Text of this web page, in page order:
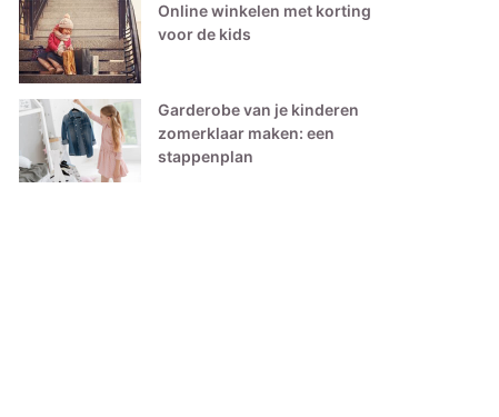
Online winkelen met korting
voor de kids
Garderobe van je kinderen
zomerklaar maken: een
stappenplan